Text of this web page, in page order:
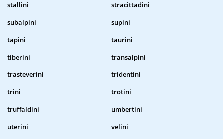
stallini
stracittadini
subalpini
supini
tapini
taurini
tiberini
transalpini
trasteverini
tridentini
trini
trotini
truffaldini
umbertini
uterini
velini